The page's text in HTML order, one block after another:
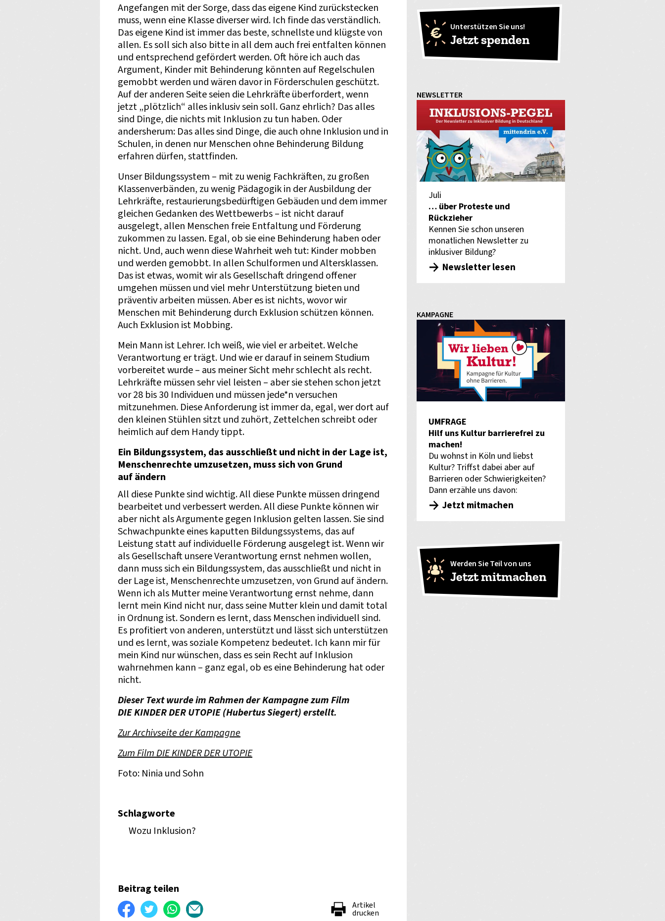
Angefangen mit der Sorge, dass das eigene Kind zurückstecken
muss, wenn eine Klasse diverser wird. Ich finde das verständlich.
Das eigene Kind ist immer das beste, schnellste und klügste von
allen. Es soll sich also bitte in all dem auch frei entfalten können
und entsprechend gefördert werden. Oft höre ich auch das
Argument, Kinder mit Behinderung könnten auf Regelschulen
gemobbt werden und wären davor in Förderschulen geschützt.
Auf der anderen Seite seien die Lehrkräfte überfordert, wenn
jetzt „plötzlich“ alles inklusiv sein soll. Ganz ehrlich? Das alles
sind Dinge, die nichts mit Inklusion zu tun haben. Oder
andersherum: Das alles sind Dinge, die auch ohne Inklusion und in
Schulen, in denen nur Menschen ohne Behinderung Bildung
erfahren dürfen, stattfinden.
Unser Bildungssystem – mit zu wenig Fachkräften, zu großen
Klassenverbänden, zu wenig Pädagogik in der Ausbildung der
Lehrkräfte, restaurierungsbedürftigen Gebäuden und dem immer
gleichen Gedanken des Wettbewerbs – ist nicht darauf
ausgelegt, allen Menschen freie Entfaltung und Förderung
zukommen zu lassen. Egal, ob sie eine Behinderung haben oder
nicht. Und, auch wenn diese Wahrheit weh tut: Kinder mobben
und werden gemobbt. In allen Schulformen und Altersklassen.
Das ist etwas, womit wir als Gesellschaft dringend offener
umgehen müssen und viel mehr Unterstützung bieten und
präventiv arbeiten müssen. Aber es ist nichts, wovor wir
Menschen mit Behinderung durch Exklusion schützen können.
Auch Exklusion ist Mobbing.
Mein Mann ist Lehrer. Ich weiß, wie viel er arbeitet. Welche
Verantwortung er trägt. Und wie er darauf in seinem Studium
vorbereitet wurde – aus meiner Sicht mehr schlecht als recht.
Lehrkräfte müssen sehr viel leisten – aber sie stehen schon jetzt
vor 28 bis 30 Individuen und müssen jede*n versuchen
mitzunehmen. Diese Anforderung ist immer da, egal, wer dort auf
den kleinen Stühlen sitzt und zuhört, Zettelchen schreibt oder
heimlich auf dem Handy tippt.
Ein Bildungssystem, das ausschließt und nicht in der Lage ist,
Menschenrechte umzusetzen, muss sich von Grund
auf ändern
All diese Punkte sind wichtig. All diese Punkte müssen dringend
bearbeitet und verbessert werden. All diese Punkte können wir
aber nicht als Argumente gegen Inklusion gelten lassen. Sie sind
Schwachpunkte eines kaputten Bildungssystems, das auf
Leistung statt auf individuelle Förderung ausgelegt ist. Wenn wir
als Gesellschaft unsere Verantwortung ernst nehmen wollen,
dann muss sich ein Bildungssystem, das ausschließt und nicht in
der Lage ist, Menschenrechte umzusetzen, von Grund auf ändern.
Wenn ich als Mutter meine Verantwortung ernst nehme, dann
lernt mein Kind nicht nur, dass seine Mutter klein und damit total
in Ordnung ist. Sondern es lernt, dass Menschen individuell sind.
Es profitiert von anderen, unterstützt und lässt sich unterstützen
und es lernt, was soziale Kompetenz bedeutet. Ich kann mir für
mein Kind nur wünschen, dass es sein Recht auf Inklusion
wahrnehmen kann – ganz egal, ob es eine Behinderung hat oder
nicht.
Dieser Text wurde im Rahmen der Kampagne zum Film
DIE KINDER DER UTOPIE (Hubertus Siegert) erstellt.
Zur Archivseite der Kampagne
Zum Film DIE KINDER DER UTOPIE
Foto: Ninia und Sohn
Schlagworte
Wozu Inklusion?
Beitrag teilen
Auf Twittern WhatsApp Artikel
drucken
Unterstützen Sie uns!
Jetzt spenden
NEWSLETTER
Juli
… über Proteste und
Rückzieher
Kennen Sie schon unseren
monatlichen Newsletter zu
inklusiver Bildung?
Newsletter lesen
KAMPAGNE
UMFRAGE
Hilf uns Kultur barrierefrei zu
machen!
Du wohnst in Köln und liebst
Kultur? Triffst dabei aber auf
Barrieren oder Schwierigkeiten?
Dann erzähle uns davon:
Jetzt mitmachen
Werden Sie Teil von uns
Jetzt mitmachen